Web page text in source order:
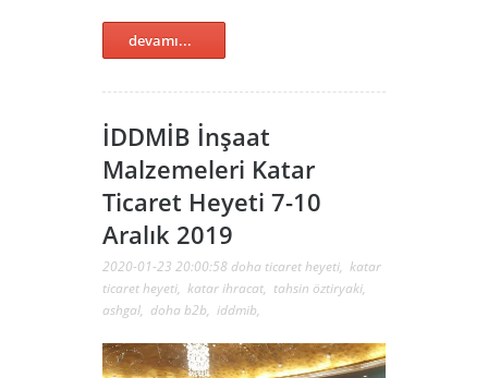
devamı...
İDDMİB İnşaat
Malzemeleri Katar
Ticaret Heyeti 7-10
Aralık 2019
2020-01-23 20:00:58 doha ticaret heyeti, katar
ticaret heyeti, katar ihracat, tahsin öztiryaki,
ashgal, doha b2b, iddmib,